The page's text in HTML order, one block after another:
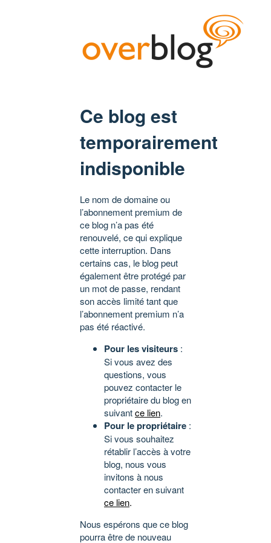
Ce blog est
temporairement
indisponible
Le nom de domaine ou
l’abonnement premium de
ce blog n’a pas été
renouvelé, ce qui explique
cette interruption. Dans
certains cas, le blog peut
également être protégé par
un mot de passe, rendant
son accès limité tant que
l’abonnement premium n’a
pas été réactivé.
Pour les visiteurs :
Si vous avez des
questions, vous
pouvez contacter le
propriétaire du blog en
suivantce lien.
Pour le propriétaire :
Si vous souhaitez
rétablir l’accès à votre
blog, nous vous
invitons à nous
contacter en suivant
ce lien.
Nous espérons que ce blog
pourra être de nouveau